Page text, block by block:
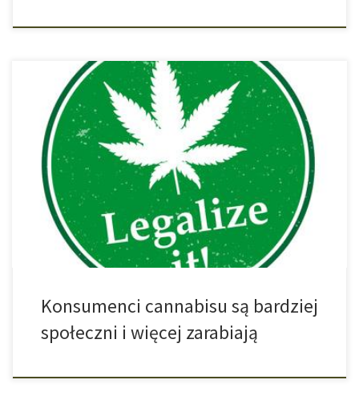
Cannabis zrobi z ciebie durnia, lenia i impotenta? Nie! Mamy 2017
rok i czasy, w których wpajano takie rzeczy do głów konsumentów
w prawdzie w powolnym tempie, ale już minęły. Zapewne każdy
zna jakichś palaczy marihuany, którzy jej się nie dają, a wręcz
przeciwnie, świetnie radzą sobie w życiu zawodowym […]
Konsumenci cannabisu są bardziej
społeczni i więcej zarabiają